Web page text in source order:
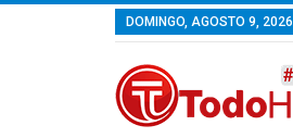
DOMINGO, AGOSTO 9, 2026